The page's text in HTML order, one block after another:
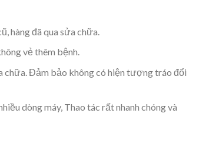
hàng đã qua sửa chữa.
vẻ thêm bệnh.
chữa. Đảm bảo không có hiện tượng tráo đổi
dòng máy, Thao tác rất nhanh chóng và